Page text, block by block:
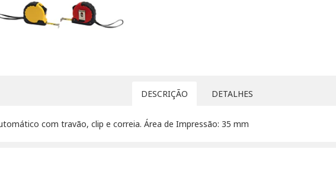
DESCRIÇÃO DETALHES
com travão, clip e correia. Área de Impressão: 35 mm